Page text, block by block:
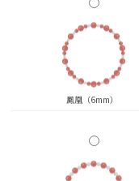
鳳凰（6mm）